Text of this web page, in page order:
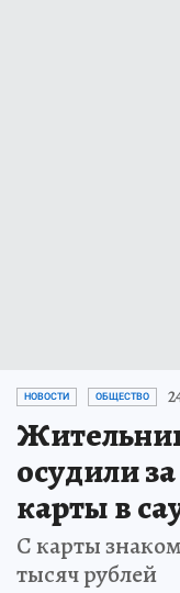
НОВОСТИ ОБЩЕСТВО
осудили
карты в
С карты
тысяч рублей